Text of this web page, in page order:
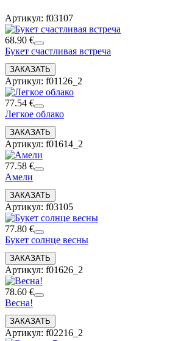
Артикул: f03107
68.90 €
Букет счастливая встреча
Артикул: f01126_2
77.54 €
Легкое облако
Артикул: f01614_2
77.58 €
Амели
Артикул: f03105
77.80 €
Букет солнце весны
Артикул: f01626_2
78.60 €
Весна!
Артикул: f02216_2